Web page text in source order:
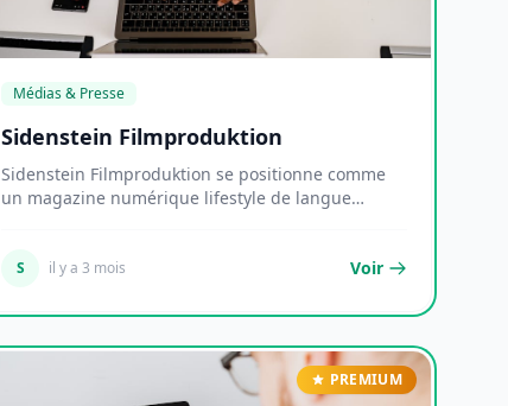
Médias & Presse
Sidenstein Filmproduktion
Sidenstein Filmproduktion se positionne comme
un magazine numérique lifestyle de langue
S il y a 3 mois Voir
PREMIUM